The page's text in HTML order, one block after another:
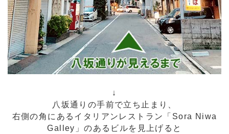
↓
八坂通りの手前で立ち止まり、
右側の角にあるイタリアンレストラン「Sora Niwa
Galley」のあるビルを見上げると